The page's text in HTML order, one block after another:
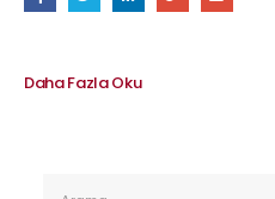
Daha Fazla Oku